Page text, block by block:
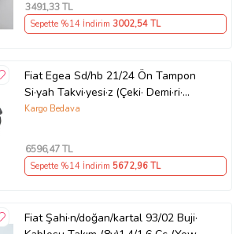
3491,33 TL
Sepette %14 İndirim 3002,54 TL
Fiat Egea Sd/hb 21/24 Ön Tampon
Si·yah Takvi·yesi·z (Çeki· Demi·ri·
Kapaklı/si·s/panjur Deli·kli·)
Kargo Bedava
6596,47 TL
Sepette %14 İndirim 5672,96 TL
Fiat Şahi·n/doğan/kartal 93/02 Buji·